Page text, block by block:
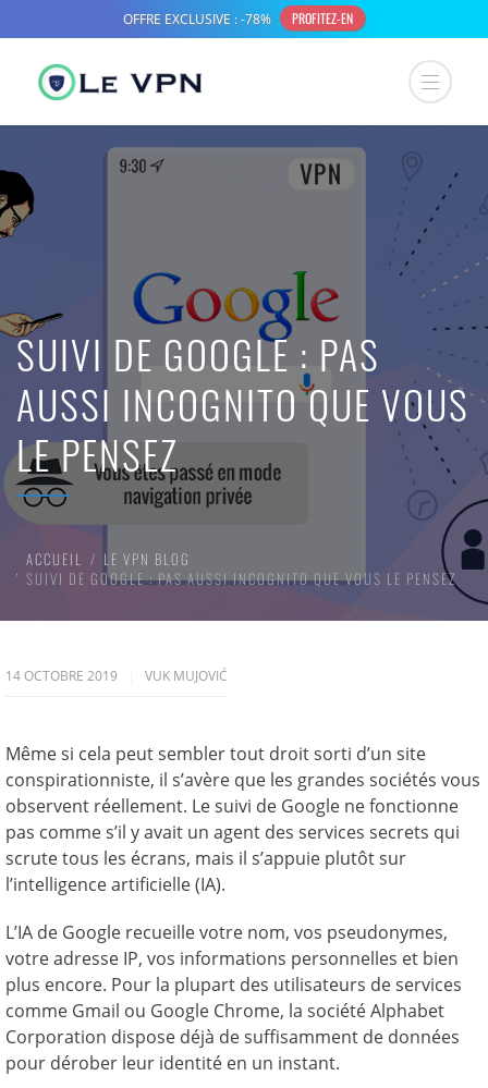
SUIVI DE GOOGLE : PAS
AUSSI INCOGNITO QUE VOUS
LE PENSEZ
ACCUEIL
LE VPN BLOG
SUIVI DE GOOGLE : PAS AUSSI INCOGNITO QUE VOUS LE PENSEZ
14 OCTOBRE 2019 VUK MUJOVIĆ
Même si cela peut sembler tout droit sorti d’un site
conspirationniste, il s’avère que les grandes sociétés vous
observent réellement. Le suivi de Google ne fonctionne
pas comme s’il y avait un agent des services secrets qui
scrute tous les écrans, mais il s’appuie plutôt sur
l’intelligence artificielle (IA).
L’IA de Google recueille votre nom, vos pseudonymes,
votre adresse IP, vos informations personnelles et bien
plus encore. Pour la plupart des utilisateurs de services
comme Gmail ou Google Chrome, la société Alphabet
Corporation dispose déjà de suffisamment de données
pour dérober leur identité en un instant.